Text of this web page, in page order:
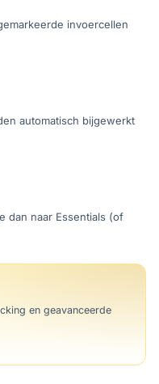
invoercellen
automatisch bijgewerkt
dan naar Essentials (of
en geavanceerde